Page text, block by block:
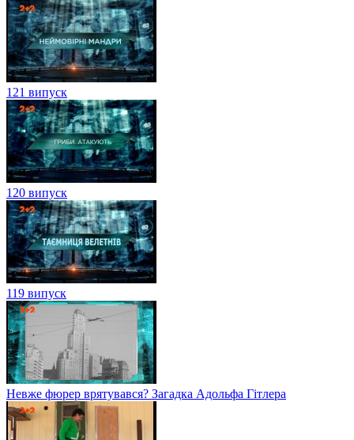
121 випуск
120 випуск
119 випуск
Невже фюрер врятувався? Загадка Адольфа Гітлера